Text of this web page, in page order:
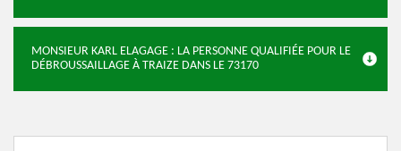
MONSIEUR KARL ELAGAGE : LA PERSONNE QUALIFIÉE POUR LE
DÉBROUSSAILLAGE À TRAIZE DANS LE 73170